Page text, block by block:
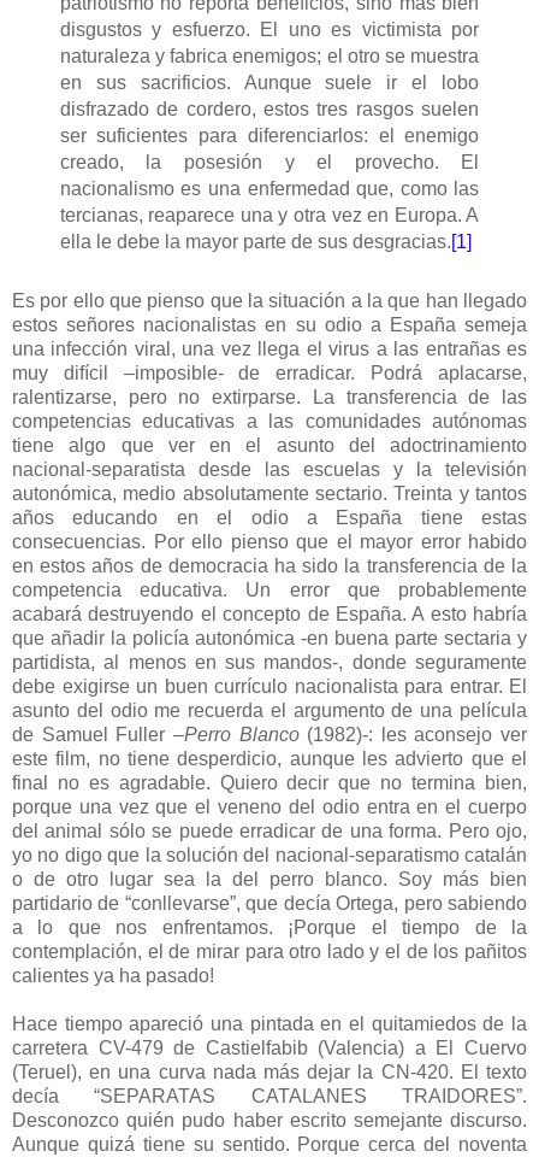
disgustos y esfuerzo. El uno es victimista por
naturaleza y fabrica enemigos; el otro se muestra
en sus sacrificios. Aunque suele ir el lobo
disfrazado de cordero, estos tres rasgos suelen
ser suficientes para diferenciarlos: el enemigo
creado, la posesión y el provecho. El
nacionalismo es una enfermedad que, como las
tercianas, reaparece una y otra vez en Europa. A
ella le debe la mayor parte de sus desgracias.[1]
Es por ello que pienso que la situación a la que han llegado
estos señores nacionalistas en su odio a España semeja
una infección viral, una vez llega el virus a las entrañas es
muy difícil –imposible- de erradicar. Podrá aplacarse,
ralentizarse, pero no extirparse. La transferencia de las
competencias educativas a las comunidades autónomas
tiene algo que ver en el asunto del adoctrinamiento
nacional-separatista desde las escuelas y la televisión
autonómica, medio absolutamente sectario. Treinta y tantos
años educando en el odio a España tiene estas
consecuencias. Por ello pienso que el mayor error habido
en estos años de democracia ha sido la transferencia de la
competencia educativa. Un error que probablemente
acabará destruyendo el concepto de España. A esto habría
que añadir la policía autonómica -en buena parte sectaria y
partidista, al menos en sus mandos-, donde seguramente
debe exigirse un buen currículo nacionalista para entrar. El
asunto del odio me recuerda el argumento de una película
de Samuel Fuller –Perro Blanco(1982)-: les aconsejo ver
este film, no tiene desperdicio, aunque les advierto que el
final no es agradable. Quiero decir que no termina bien,
porque una vez que el veneno del odio entra en el cuerpo
del animal sólo se puede erradicar de una forma. Pero ojo,
yo no digo que la solución del nacional-separatismo catalán
o de otro lugar sea la del perro blanco. Soy más bien
partidario de “conllevarse”, que decía Ortega, pero sabiendo
a lo que nos enfrentamos. ¡Porque el tiempo de la
contemplación, el de mirar para otro lado y el de los pañitos
calientes ya ha pasado!
Hace tiempo apareció una pintada en el quitamiedos de la
carretera CV-479 de Castielfabib (Valencia) a El Cuervo
(Teruel), en una curva nada más dejar la CN-420. El texto
decía “SEPARATAS CATALANES TRAIDORES”.
Desconozco quién pudo haber escrito semejante discurso.
Aunque quizá tiene su sentido. Porque cerca del noventa